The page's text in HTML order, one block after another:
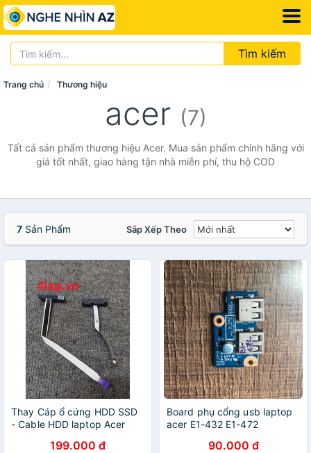
Tìm kiếm
Trang chủ Thương hiệu
acer (7)
Tất cả sản phẩm thương hiệu Acer. Mua sản phẩm chính hãng với
giá tốt nhất, giao hàng tận nhà miễn phí, thu hộ COD
7 Sản Phẩm Sắp Xếp Theo
Thay Cáp ổ cứng HDD SSD
- Cable HDD laptop Acer
199.000 đ
Board phụ cổng usb laptop
acer E1-432 E1-472
90.000 đ